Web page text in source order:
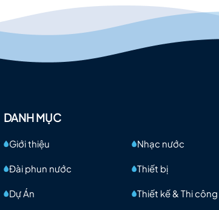
DANH MỤC
Giới thiệu Nhạc nước
Đài phun nước Thiết bị
Dự Án Thiết kế & Thi công